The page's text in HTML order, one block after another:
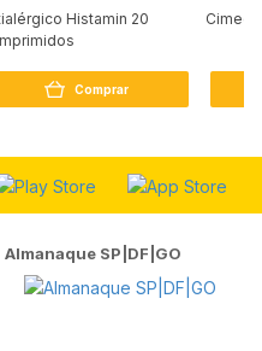
Histamin 20
Comprar
Almanaque SP|DF|GO